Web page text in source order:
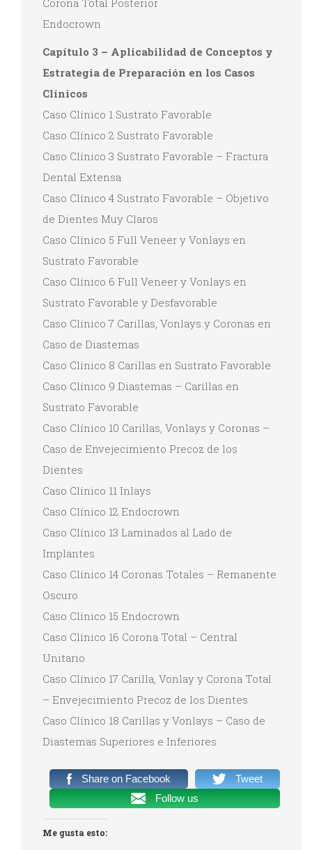
Endocrown
Capítulo 3 – Aplicabilidad de Conceptos y
Estrategia de Preparación en los Casos
Clínicos
Caso Clínico 1 Sustrato Favorable
Caso Clínico 2 Sustrato Favorable
Caso Clínico 3 Sustrato Favorable – Fractura
Dental Extensa
Caso Clínico 4 Sustrato Favorable – Objetivo
de Dientes Muy Claros
Caso Clínico 5 Full Veneer y Vonlays en
Sustrato Favorable
Caso Clínico 6 Full Veneer y Vonlays en
Sustrato Favorable y Desfavorable
Caso Clínico 7 Carillas, Vonlays y Coronas en
Caso de Diastemas
Caso Clínico 8 Carillas en Sustrato Favorable
Caso Clínico 9 Diastemas – Carillas en
Sustrato Favorable
Caso Clínico 10 Carillas, Vonlays y Coronas –
Caso de Envejecimiento Precoz de los
Dientes
Caso Clínico 11 Inlays
Caso Clínico 12 Endocrown
Caso Clínico 13 Laminados al Lado de
Implantes
Caso Clínico 14 Coronas Totales – Remanente
Oscuro
Caso Clínico 15 Endocrown
Caso Clínico 16 Corona Total – Central
Unitario
Caso Clínico 17 Carilla, Vonlay y Corona Total
– Envejecimiento Precoz de los Dientes
Caso Clínico 18 Carillas y Vonlays – Caso de
Diastemas Superiores e Inferiores
Share on Facebook
Tweet
Follow us
Me gusta esto: